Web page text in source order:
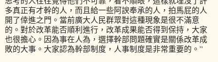
多真正有才幹的人，而且給一些阿諛奉承的人，拍馬屁的人
開了倖進之門。當前廣大人民群眾對這種現象是很不滿意
的。對於改革能否順利進行，改革成果能否得到保持，大家
也很擔心。因為事在人為，選擇幹部問題確實是關係改革成
敗的大事。大家認為幹部制度，人事制度是非常重要的。”